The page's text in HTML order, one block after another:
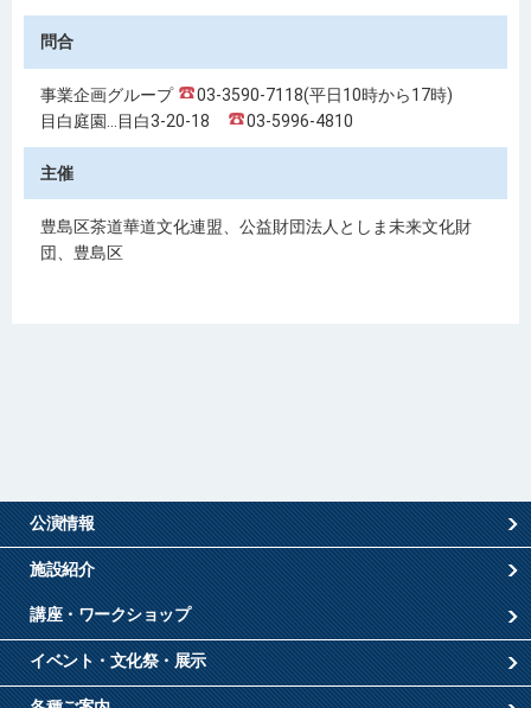
問合
事業企画グループ
03-3590-7118(平日10時から17時)
目白庭園…目白3-20-18
03-5996-4810
主催
豊島区茶道華道文化連盟、公益財団法人としま未来文化財
団、豊島区
公演情報
施設紹介
講座・ワークショップ
イベント・文化祭・展示